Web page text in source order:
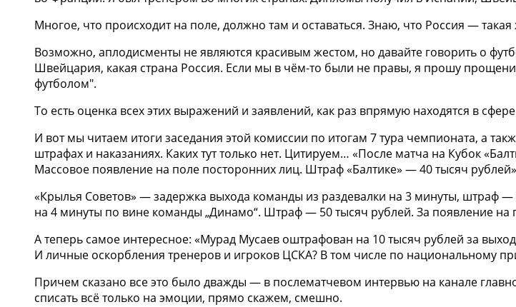
Многое, что происходит на поле, должно там и оставаться. Знаю, что Россия —
Возможно, аплодисменты не являются красивым жестом, но давайте говорить о
Швейцария, какая страна Россия. Если мы в чём-то были не правы, я прошу
футболом".
То есть оценка всех этих выражений и заявлений, как раз впрямую находятся в
И вот мы читаем итоги заседания этой комиссии по итогам 7 тура чемпионата, а
штрафах и наказаниях. Каких тут только нет. Цитируем… «После матча на Кубок
Массовое появление на поле посторонних лиц. Штраф «Балтике» — 40 тысяч
«Крылья Советов» — задержка выхода команды из раздевалки на 3 минуты, штраф
на 4 минуты по вине команды „Динамо“. Штраф — 50 тысяч рублей. За появление
А теперь самое интересное: «Мурад Мусаев оштрафован на 10 тысяч рублей за
И личные оскорбления тренеров и игроков ЦСКА? В том числе по национальному
Причем сказано все это было дважды — в послематчевом интервью на канале
списать всё только на эмоции, прямо скажем, смешно.